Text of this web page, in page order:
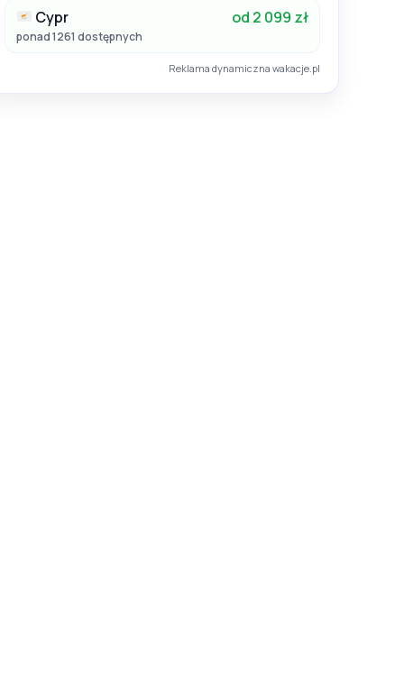
Cypr od 2 099 zł
ponad 1261 dostępnych
Reklama dynamiczna wakacje.pl